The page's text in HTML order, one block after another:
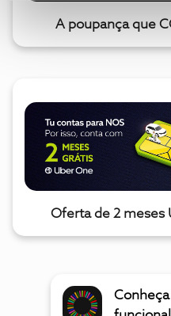
A poupança que
Oferta de 2 meses